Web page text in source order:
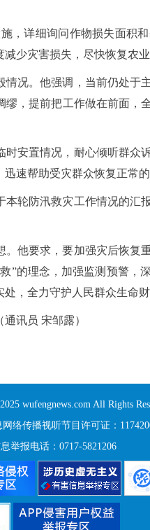
，详细询问作物损失面积
少灾害损失，尽快恢复农业
况。他强调，当前仍处于
，提前把工作做在前面，
安置情况，耐心倾听群众
速帮助受灾群众恢复正常的
轮防汛救灾工作情况的汇
他要求，要加强灾后恢复
”的理念，加强监测预警，
，全力守护人民群众生命
讯员 宋邹露）
wufengnews.com All Rights
网络传播视听节目许可证：
报电话：0717-5821206